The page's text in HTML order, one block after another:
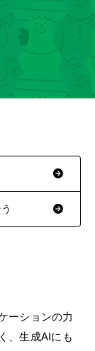
ーションの力
、生成AIにも